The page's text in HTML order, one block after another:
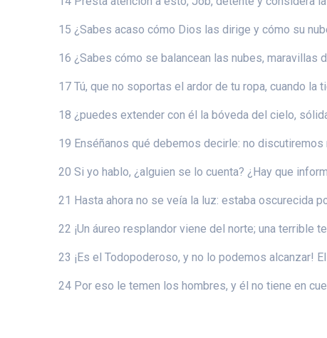
15 ¿Sabes acaso cómo Dios las dirige y cómo su
16 ¿Sabes cómo se balancean las nubes, maravillas
17 Tú, que no soportas el ardor de tu ropa, cuando la
18 ¿puedes extender con él la bóveda del cielo,
19 Enséñanos qué debemos decirle: no discutiremos
20 Si yo hablo, ¿alguien se lo cuenta? ¿Hay que
21 Hasta ahora no se veía la luz: estaba oscurecida
22 ¡Un áureo resplandor viene del norte; una terrible
23 ¡Es el Todopoderoso, y no lo podemos alcanzar!
24 Por eso le temen los hombres, y él no tiene en